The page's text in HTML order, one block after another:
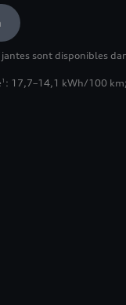
sont disponibles
1 : 17,7–14,1 kWh/100 km;